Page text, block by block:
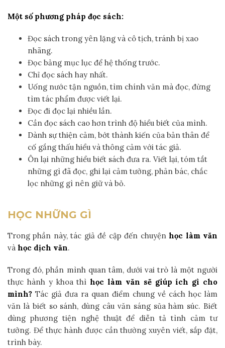
Một số phương pháp đọc sách:
Đọc sách trong yên lặng và cô tịch, tránh bị xao
nhãng.
Đọc bảng mục lục để hệ thống trước.
Chỉ đọc sách hay nhất.
Uống nước tận nguồn, tìm chính văn mà đọc, đừng
tìm tác phẩm được viết lại.
Đọc đi đọc lại nhiều lần.
Cần đọc sách cao hơn trình độ hiểu biết của mình.
Dành sự thiện cảm, bớt thành kiến của bản thân để
cố gắng thấu hiểu và thông cảm với tác giả.
Ôn lại những hiểu biết sách đưa ra. Viết lại, tóm tắt
những gì đã đọc, ghi lại cảm tưởng, phản bác, chắc
lọc những gì nên giữ và bỏ.
HỌC NHỮNG GÌ
Trong phần này, tác giả đề cập đến chuyệnhọc làm văn
và học dịch văn.
Trong đó, phần mình quan tâm, dưới vai trò là một người
thực hành y khoa thìhọc làm văn sẽ giúp ích gì cho
mình? Tác giả đưa ra quan điểm chung về cách học làm
văn là biết so sánh, dùng câu văn sáng sủa hàm súc. Biết
dùng phương tiện nghệ thuật để diễn tả tình cảm tư
tưởng. Để thực hành được cần thường xuyên viết, sắp đặt,
trình bày.